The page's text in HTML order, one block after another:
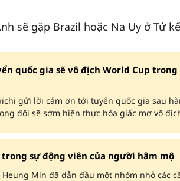
sẽ gặp Brazil hoặc Na Uy ở Tứ
quốc gia sẽ vô địch World Cup trong
gửi lời cảm ơn tới tuyển quốc gia sau
đội sẽ sớm hiện thực hóa giấc mơ vô
trong sự động viên của người hâm mộ
Min đã dẫn đầu một nhóm nhỏ các